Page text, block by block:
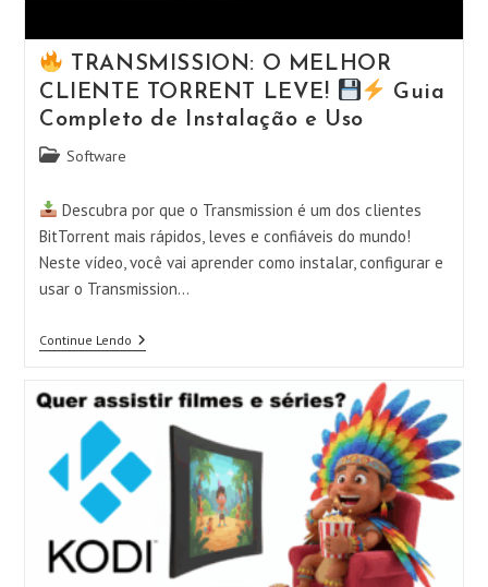
TRANSMISSION: O MELHOR
CLIENTE TORRENT LEVE!
Guia
Completo de Instalação e Uso
Categoria
post:
Software
Descubra por que o Transmission é um dos clientes
BitTorrent mais rápidos, leves e confiáveis do mundo!
Neste vídeo, você vai aprender como instalar, configurar e
usar o Transmission…
Continue Lendo
TRANSMISSION:
MELHOR
CLIENTE
TORRENT
Guia
Completo
Instalação
E